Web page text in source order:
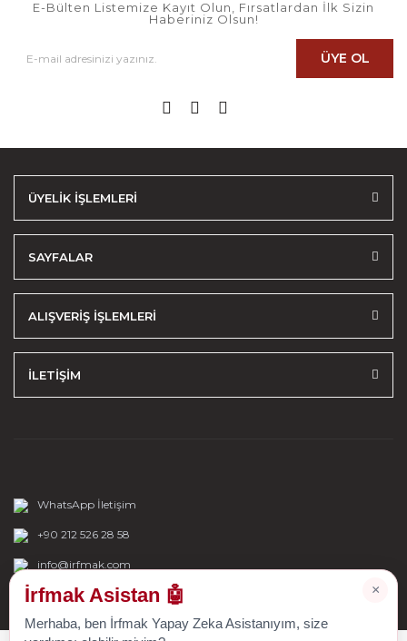
E-Bülten Listemize Kayıt Olun, Fırsatlardan İlk Sizin
Haberiniz Olsun!
ÜYE OL
ÜYELİK İŞLEMLERİ
SAYFALAR
ALIŞVERİŞ İŞLEMLERİ
İLETİŞİM
WhatsApp İletişim
+90 212 526 28 58
info@irfmak.com
×
İrfmak Asistan 🤖
Merhaba, ben İrfmak Yapay Zeka Asistanıyım, size